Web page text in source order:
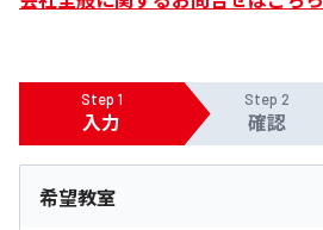
Step 1
入力
Step 2
確認
希望教室